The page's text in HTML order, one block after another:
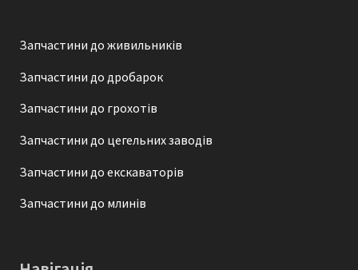
Запчастини до живильників
Запчастини до дробарок
Запчастини до грохотів
Запчастини до цегельних заводів
Запчастини до екскаваторів
Запчастини до млинів